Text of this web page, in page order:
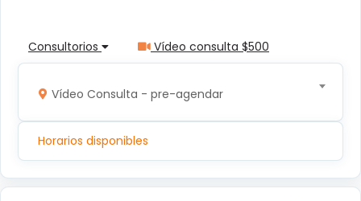
Consultorios Vídeo consulta $500
Vídeo Consulta - pre-agendar
Horarios disponibles